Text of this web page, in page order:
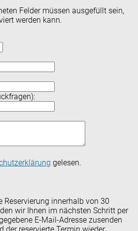
Felder müssen ausgefüllt sein,
werden kann.
gelesen.
Reservierung innerhalb von 30
wir Ihnen im nächsten Schritt per
E-Mail-Adresse zusenden